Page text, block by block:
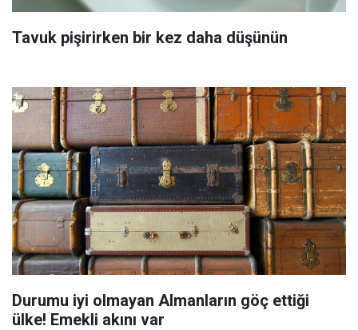
Tavuk pişirirken bir kez daha düşünün
Durumu iyi olmayan Almanların göç ettiği
ülke! Emekli akını var